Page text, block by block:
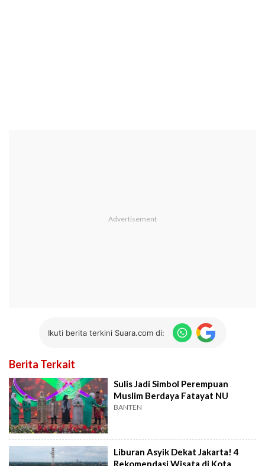
Ikuti berita terkini Suara.com di:
Berita Terkait
Sulis Jadi Simbol Perempuan
Muslim Berdaya Fatayat NU
BANTEN
Liburan Asyik Dekat Jakarta! 4
Rekomendasi Wisata di Kota